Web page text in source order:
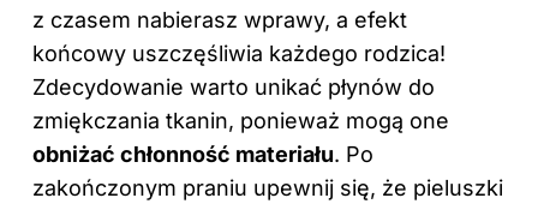
z czasem nabierasz wprawy, a efekt
końcowy uszczęśliwia każdego rodzica!
Zdecydowanie warto unikać płynów do
zmiękczania tkanin, ponieważ mogą one
obniżać chłonność materiału. Po
zakończonym praniu upewnij się, że pieluszki